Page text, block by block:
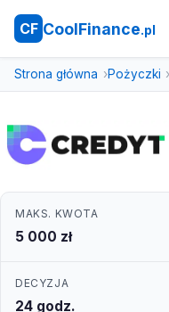
CF CoolFinance.pl
Strona główna Pożyczki
MAKS. KWOTA
5 000 zł
DECYZJA
24 godz.